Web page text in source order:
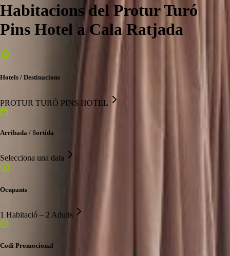
Habitacions del Protur Turó
Pins Hotel a Cala Ratjada
Hotels / Destinacions
PROTUR TURÓ PINS HOTEL
Arribada / Sortida
Selecciona una data
Ocupants
1 Habitació – 2 Adults
Codi Promocional